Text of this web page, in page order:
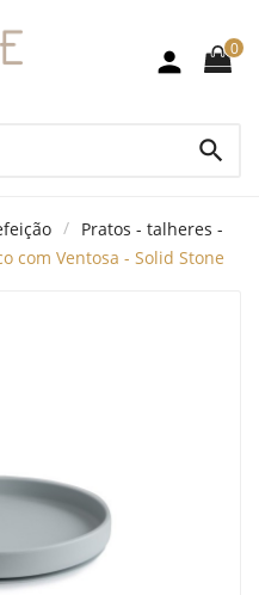
 0

Pratos - talheres -
com Ventosa - Solid Stone